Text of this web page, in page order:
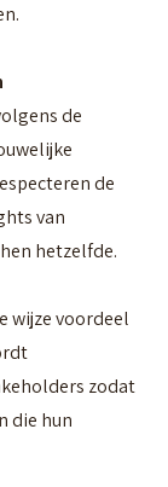
de
de
van
hetzelfde.
wijze voordeel
zodat
die hun